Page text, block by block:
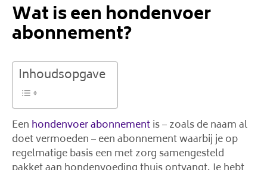
Wat is een hondenvoer
abonnement?
Inhoudsopgave
Een hondenvoer abonnementis – zoals de naam al
doet vermoeden – een abonnement waarbij je op
regelmatige basis een met zorg samengesteld